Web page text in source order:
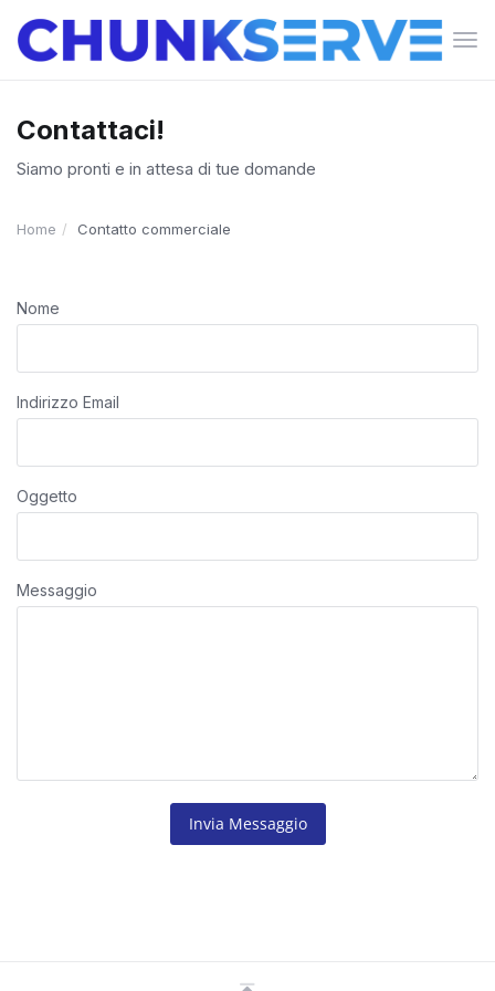
Contattaci!
Siamo pronti e in attesa di tue domande
Home Contatto commerciale
Nome
Indirizzo Email
Oggetto
Messaggio
Invia Messaggio